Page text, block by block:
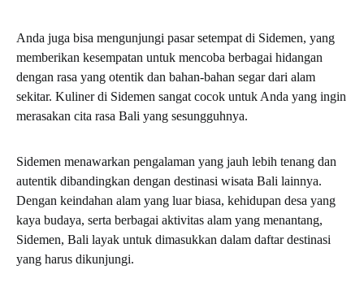
Anda juga bisa mengunjungi pasar setempat di Sidemen, yang
memberikan kesempatan untuk mencoba berbagai hidangan
dengan rasa yang otentik dan bahan-bahan segar dari alam
sekitar. Kuliner di Sidemen sangat cocok untuk Anda yang ingin
merasakan cita rasa Bali yang sesungguhnya.
Sidemen menawarkan pengalaman yang jauh lebih tenang dan
autentik dibandingkan dengan destinasi wisata Bali lainnya.
Dengan keindahan alam yang luar biasa, kehidupan desa yang
kaya budaya, serta berbagai aktivitas alam yang menantang,
Sidemen, Bali layak untuk dimasukkan dalam daftar destinasi
yang harus dikunjungi.